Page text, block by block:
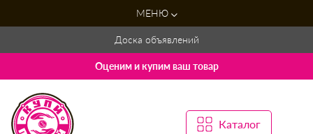
МЕНЮ
Доска объявлений
Оценим и купим ваш товар
Каталог